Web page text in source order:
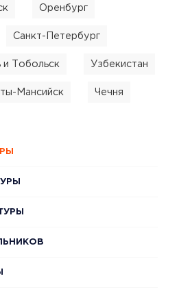
Оренбург
Санкт-Петербург
и Тобольск Узбекистан
Мансийск Чечня